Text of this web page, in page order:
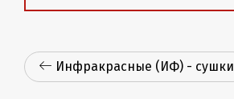
Инфракрасные (ИФ) - сушки